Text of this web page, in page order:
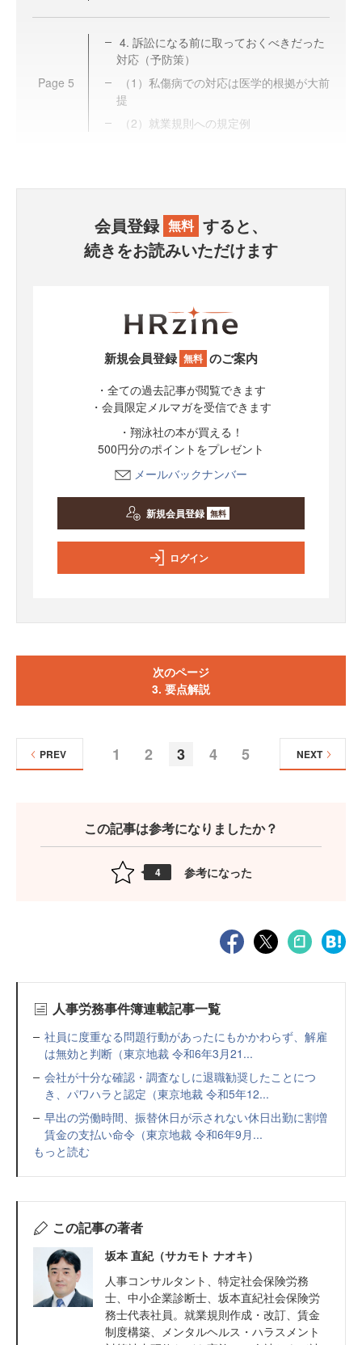
Page 5
4. 訴訟になる前に取っておくべきだった
対応（予防策）
（1）私傷病での対応は医学的根拠が大前
提
（2）就業規則への規定例
会員登録 無料 すると、
続きをお読みいただけます
新規会員登録 無料 のご案内
・全ての過去記事が閲覧できます
・会員限定メルマガを受信できます
・翔泳社の本が買える！
500円分のポイントをプレゼント
メールバックナンバー
新規会員登録 無料
ログイン
次のページ
3. 要点解説
1 2 3 4 5
PREV NEXT
この記事は参考になりましたか？
4 参考になった
人事労務事件簿連載記事一覧
社員に度重なる問題行動があったにもかかわらず、解雇
は無効と判断（東京地裁 令和6年3月21...
会社が十分な確認・調査なしに退職勧奨したことにつ
き、パワハラと認定（東京地裁 令和5年12...
早出の労働時間、振替休日が示されない休日出勤に割増
賃金の支払い命令（東京地裁 令和6年9月...
もっと読む
この記事の著者
坂本 直紀（サカモト ナオキ）
人事コンサルタント、特定社会保険労務
士、中小企業診断士、坂本直紀社会保険労
務士代表社員。就業規則作成・改訂、賃金
制度構築、メンタルヘルス・ハラスメント